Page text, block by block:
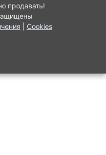
продавать!
Cookies